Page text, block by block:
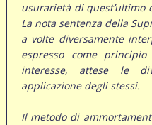
usurarietà di quest’ultimo
La nota sentenza della
a volte diversamente
espresso come
interesse, attese le
applicazione degli stessi.
Il metodo di